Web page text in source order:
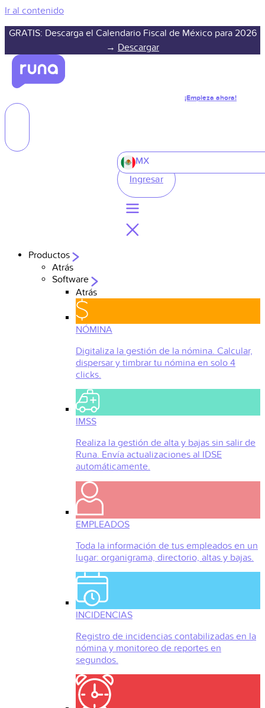
Ir al contenido
GRATIS: Descarga el Calendario Fiscal de México para 2026
→ Descargar
¡Empieza ahora!
MX
Ingresar
Productos
Atrás
Software
Atrás
NÓMINA
Digitaliza la gestión de la nómina. Calcular,
dispersar y timbrar tu nómina en solo 4
clicks.
IMSS
Realiza la gestión de alta y bajas sin salir de
Runa. Envía actualizaciones al IDSE
automáticamente.
EMPLEADOS
Toda la información de tus empleados en un
lugar: organigrama, directorio, altas y bajas.
INCIDENCIAS
Registro de incidencias contabilizadas en la
nómina y monitoreo de reportes en
segundos.